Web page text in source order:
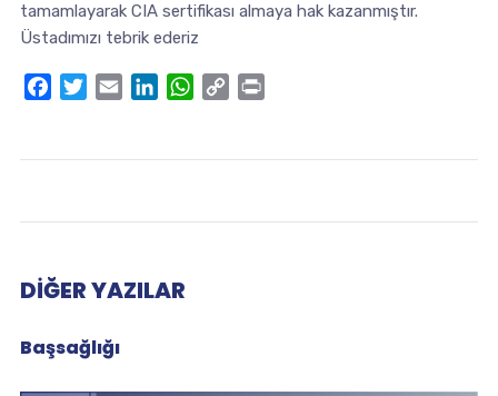
tamamlayarak CIA sertifikası almaya hak kazanmıştır.
Üstadımızı tebrik ederiz
FacebookTwitter
Email LinkedInWhatsApp
Copy
DIĞER YAZILAR
Başsağlığı